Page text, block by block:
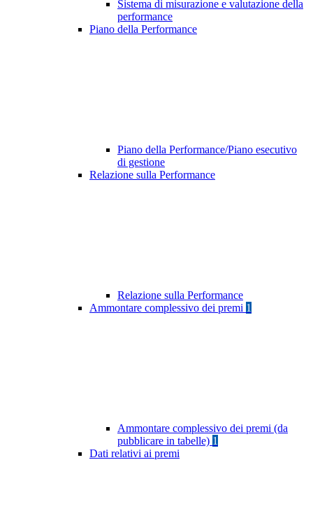
Sistema di misurazione e valutazione della
performance
Piano della Performance
Piano della Performance/Piano esecutivo
di gestione
Relazione sulla Performance
Relazione sulla Performance
Ammontare complessivo dei premi 1
Ammontare complessivo dei premi (da
pubblicare in tabelle) 1
Dati relativi ai premi